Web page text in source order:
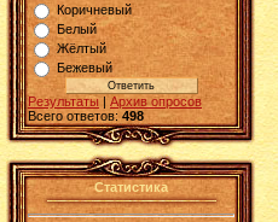
Коричневый
Белый
Жёлтый
Бежевый
Результаты | Архив опросов
Всего ответов: 498
Статистика